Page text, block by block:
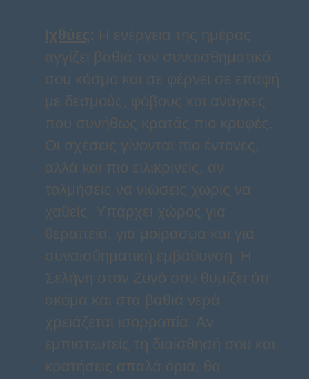
Ιχθύες: Η ενέργεια της ημέρας
αγγίζει βαθιά τον συναισθηματικό
σου κόσμο και σε φέρνει σε επαφή
με δεσμούς, φόβους και ανάγκες
που συνήθως κρατάς πιο κρυφές.
Οι σχέσεις γίνονται πιο έντονες,
αλλά και πιο ειλικρινείς, αν
τολμήσεις να νιώσεις χωρίς να
χαθείς. Υπάρχει χώρος για
θεραπεία, για μοίρασμα και για
συναισθηματική εμβάθυνση. Η
Σελήνη στον Ζυγό σου θυμίζει ότι
ακόμα και στα βαθιά νερά
χρειάζεται ισορροπία. Αν
εμπιστευτείς τη διαίσθησή σου και
κρατήσεις απαλά όρια, θα